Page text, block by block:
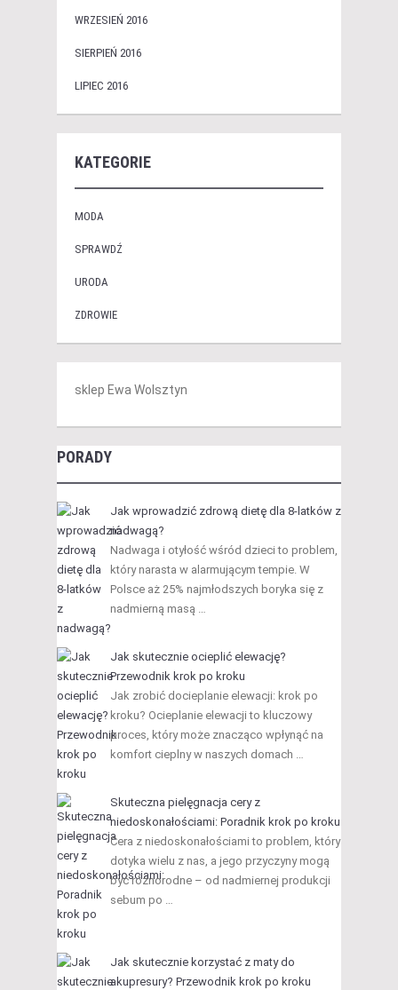
WRZESIEŃ 2016
SIERPIEŃ 2016
LIPIEC 2016
KATEGORIE
MODA
SPRAWDŹ
URODA
ZDROWIE
sklep Ewa Wolsztyn
PORADY
Jak wprowadzić zdrową dietę dla 8-latków z
nadwagą?
Nadwaga i otyłość wśród dzieci to problem,
który narasta w alarmującym tempie. W
Polsce aż 25% najmłodszych boryka się z
nadmierną masą …
Jak skutecznie ocieplić elewację?
Przewodnik krok po kroku
Jak zrobić docieplanie elewacji: krok po
kroku? Ocieplanie elewacji to kluczowy
proces, który może znacząco wpłynąć na
komfort cieplny w naszych domach …
Skuteczna pielęgnacja cery z
niedoskonałościami: Poradnik krok po kroku
Cera z niedoskonałościami to problem, który
dotyka wielu z nas, a jego przyczyny mogą
być różnorodne – od nadmiernej produkcji
sebum po …
Jak skutecznie korzystać z maty do
akupresury? Przewodnik krok po kroku